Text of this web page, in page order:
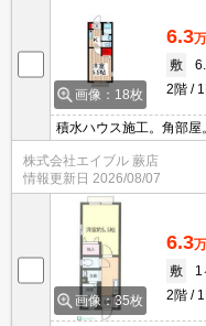
画像：18枚
6.3
敷
2階
積水ハウス施工。角部屋
温水洗浄便座付き。南
街。買い物便利。過ご
ーホン付き。
株式会社エイブル 蕨店
情報更新日 2026/08/07
画像：35枚
6.3
敷
1
2階